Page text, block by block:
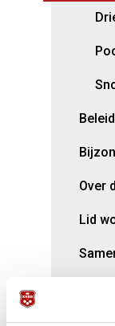
Beleid
Over
Lid